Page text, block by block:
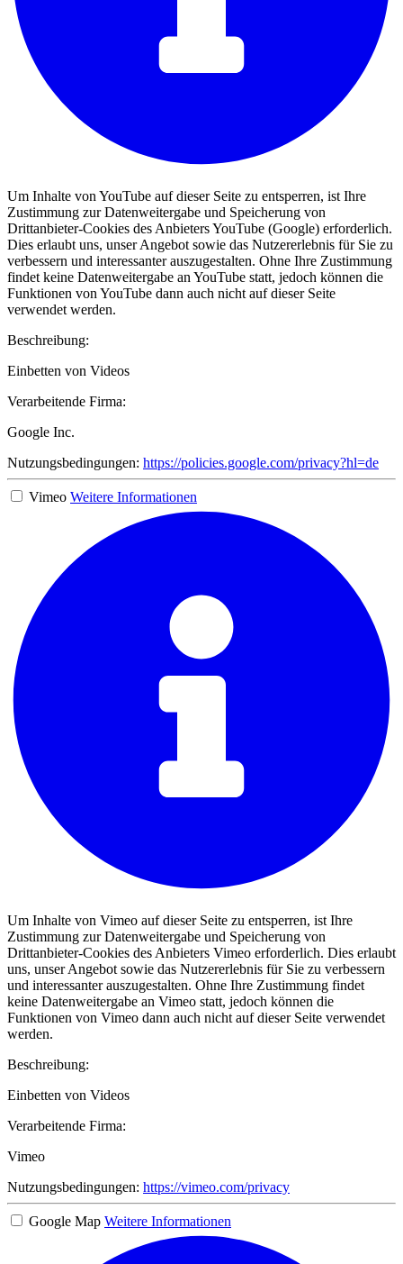
Um Inhalte von YouTube auf dieser Seite zu entsperren, ist Ihre
Zustimmung zur Datenweitergabe und Speicherung von
Drittanbieter-Cookies des Anbieters YouTube (Google) erforderlich.
Dies erlaubt uns, unser Angebot sowie das Nutzererlebnis für Sie zu
verbessern und interessanter auszugestalten. Ohne Ihre Zustimmung
findet keine Datenweitergabe an YouTube statt, jedoch können die
Funktionen von YouTube dann auch nicht auf dieser Seite
verwendet werden.
Beschreibung:
Einbetten von Videos
Verarbeitende Firma:
Google Inc.
Nutzungsbedingungen: https://policies.google.com/privacy?hl=de
Vimeo Weitere Informationen
Um Inhalte von Vimeo auf dieser Seite zu entsperren, ist Ihre
Zustimmung zur Datenweitergabe und Speicherung von
Drittanbieter-Cookies des Anbieters Vimeo erforderlich. Dies erlaubt
uns, unser Angebot sowie das Nutzererlebnis für Sie zu verbessern
und interessanter auszugestalten. Ohne Ihre Zustimmung findet
keine Datenweitergabe an Vimeo statt, jedoch können die
Funktionen von Vimeo dann auch nicht auf dieser Seite verwendet
werden.
Beschreibung:
Einbetten von Videos
Verarbeitende Firma:
Vimeo
Nutzungsbedingungen: https://vimeo.com/privacy
Google Map Weitere Informationen